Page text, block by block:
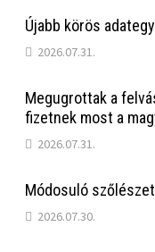
Újabb körös
2026.07.31.
Megugrottak a
fizetnek most a
2026.07.31.
Módosuló
2026.07.30.